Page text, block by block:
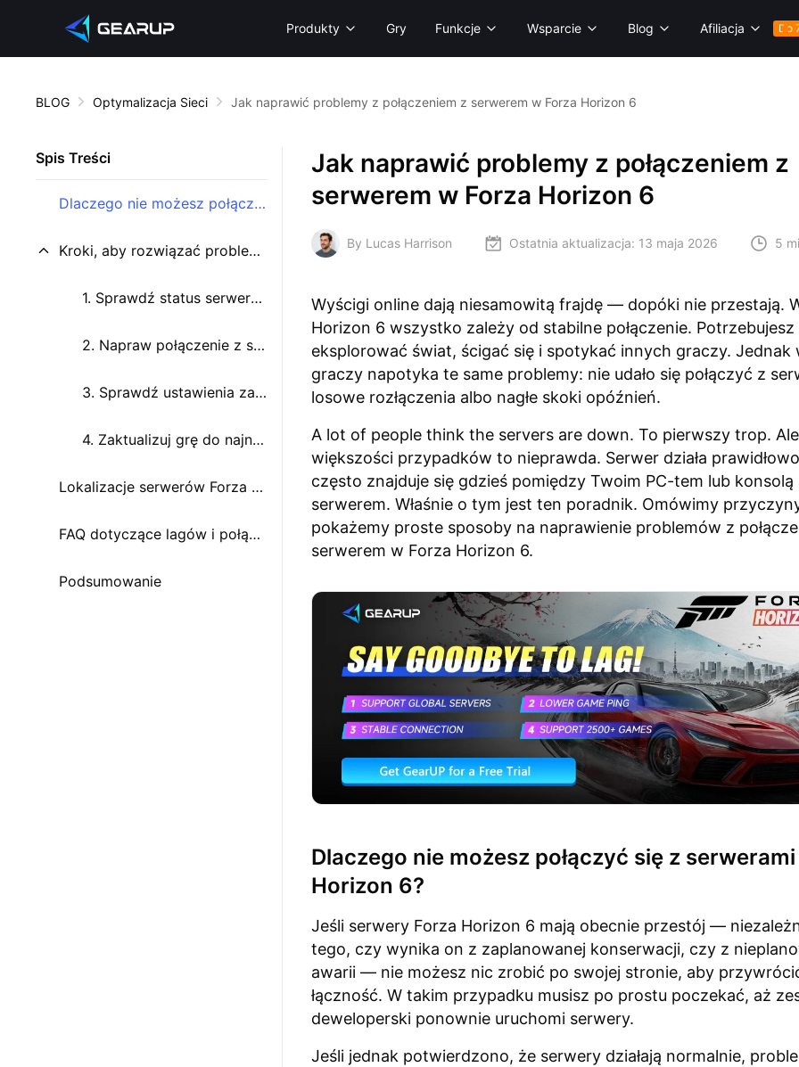
Produkty Gry Funkcje Wsparcie Blog Afiliacja Do
BLOG Optymalizacja Sieci Jak naprawić problemy z połączeniem z serwerem w Forza Horizon 6
Spis Treści
Dlaczego nie możesz połączyć się z serwerami Forza Horizon 6?
Kroki, aby rozwiązać problemy z połączeniem w Horizon 6
1. Sprawdź status serwerów Xbox
2. Napraw połączenie z serwerem za pomocą GearUP/HYPEREV
3. Sprawdź ustawienia zapory sieciowej
4. Zaktualizuj grę do najnowszej wersji
Lokalizacje serwerów Forza Horizon 6
FAQ dotyczące lagów i połączenia w Forza Horizon 6
Podsumowanie
Jak naprawić problemy z połączeniem z
serwerem w Forza Horizon 6
By Lucas Harrison Ostatnia aktualizacja: 13 maja 2026 5
Wyścigi online dają niesamowitą frajdę — dopóki nie przestają.
Horizon 6 wszystko zależy od stabilne połączenie.
eksplorować świat, ścigać się i spotykać innych graczy. Jednak
graczy napotyka te same problemy: nie udało się połączyć z
losowe rozłączenia albo nagłe skoki opóźnień.
A lot of people think the servers are down. To pierwszy trop.
większości przypadków to nieprawda. Serwer działa
często znajduje się gdzieś pomiędzy Twoim PC-tem lub konsolą
serwerem. Właśnie o tym jest ten poradnik. Omówimy
pokażemy proste sposoby na naprawienie problemów z
serwerem w Forza Horizon 6.
Dlaczego nie możesz połączyć się z
Horizon 6?
Jeśli serwery Forza Horizon 6 mają obecnie przestój —
tego, czy wynika on z zaplanowanej konserwacji, czy z
awarii — nie możesz nic zrobić po swojej stronie, aby
łączność. W takim przypadku musisz po prostu poczekać, aż
deweloperski ponownie uruchomi serwery.
Jeśli jednak potwierdzono, że serwery działają normalnie,